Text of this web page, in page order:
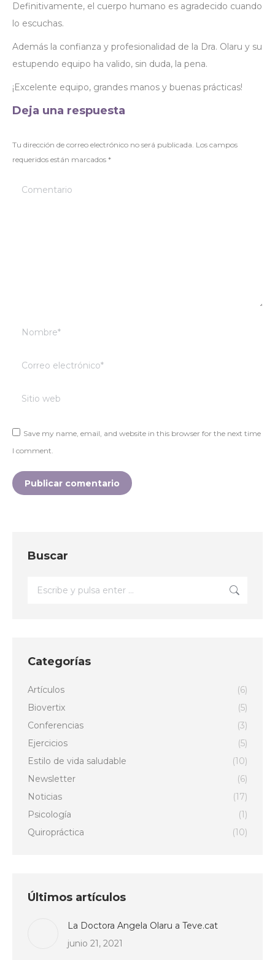
Definitivamente, el cuerpo humano es agradecido cuando
lo escuchas.
Además la confianza y profesionalidad de la Dra. Olaru y su
estupendo equipo ha valido, sin duda, la pena.
¡Excelente equipo, grandes manos y buenas prácticas!
Deja una respuesta
Tu dirección de correo electrónico no será publicada. Los campos
requeridos están marcados *
Comentario
Nombre *
Correo electrónico *
Sitio web
Save my name, email, and website in this browser for the next time
I comment.
Publicar comentario
Buscar
Buscar:
Categorías
Artículos
(6)
Biovertix
(5)
Conferencias
(3)
Ejercicios
(5)
Estilo de vida saludable
(10)
Newsletter
(6)
Noticias
(17)
Psicología
(1)
Quiropráctica
(10)
Últimos artículos
La Doctora Angela Olaru a Teve.cat
junio 21, 2021